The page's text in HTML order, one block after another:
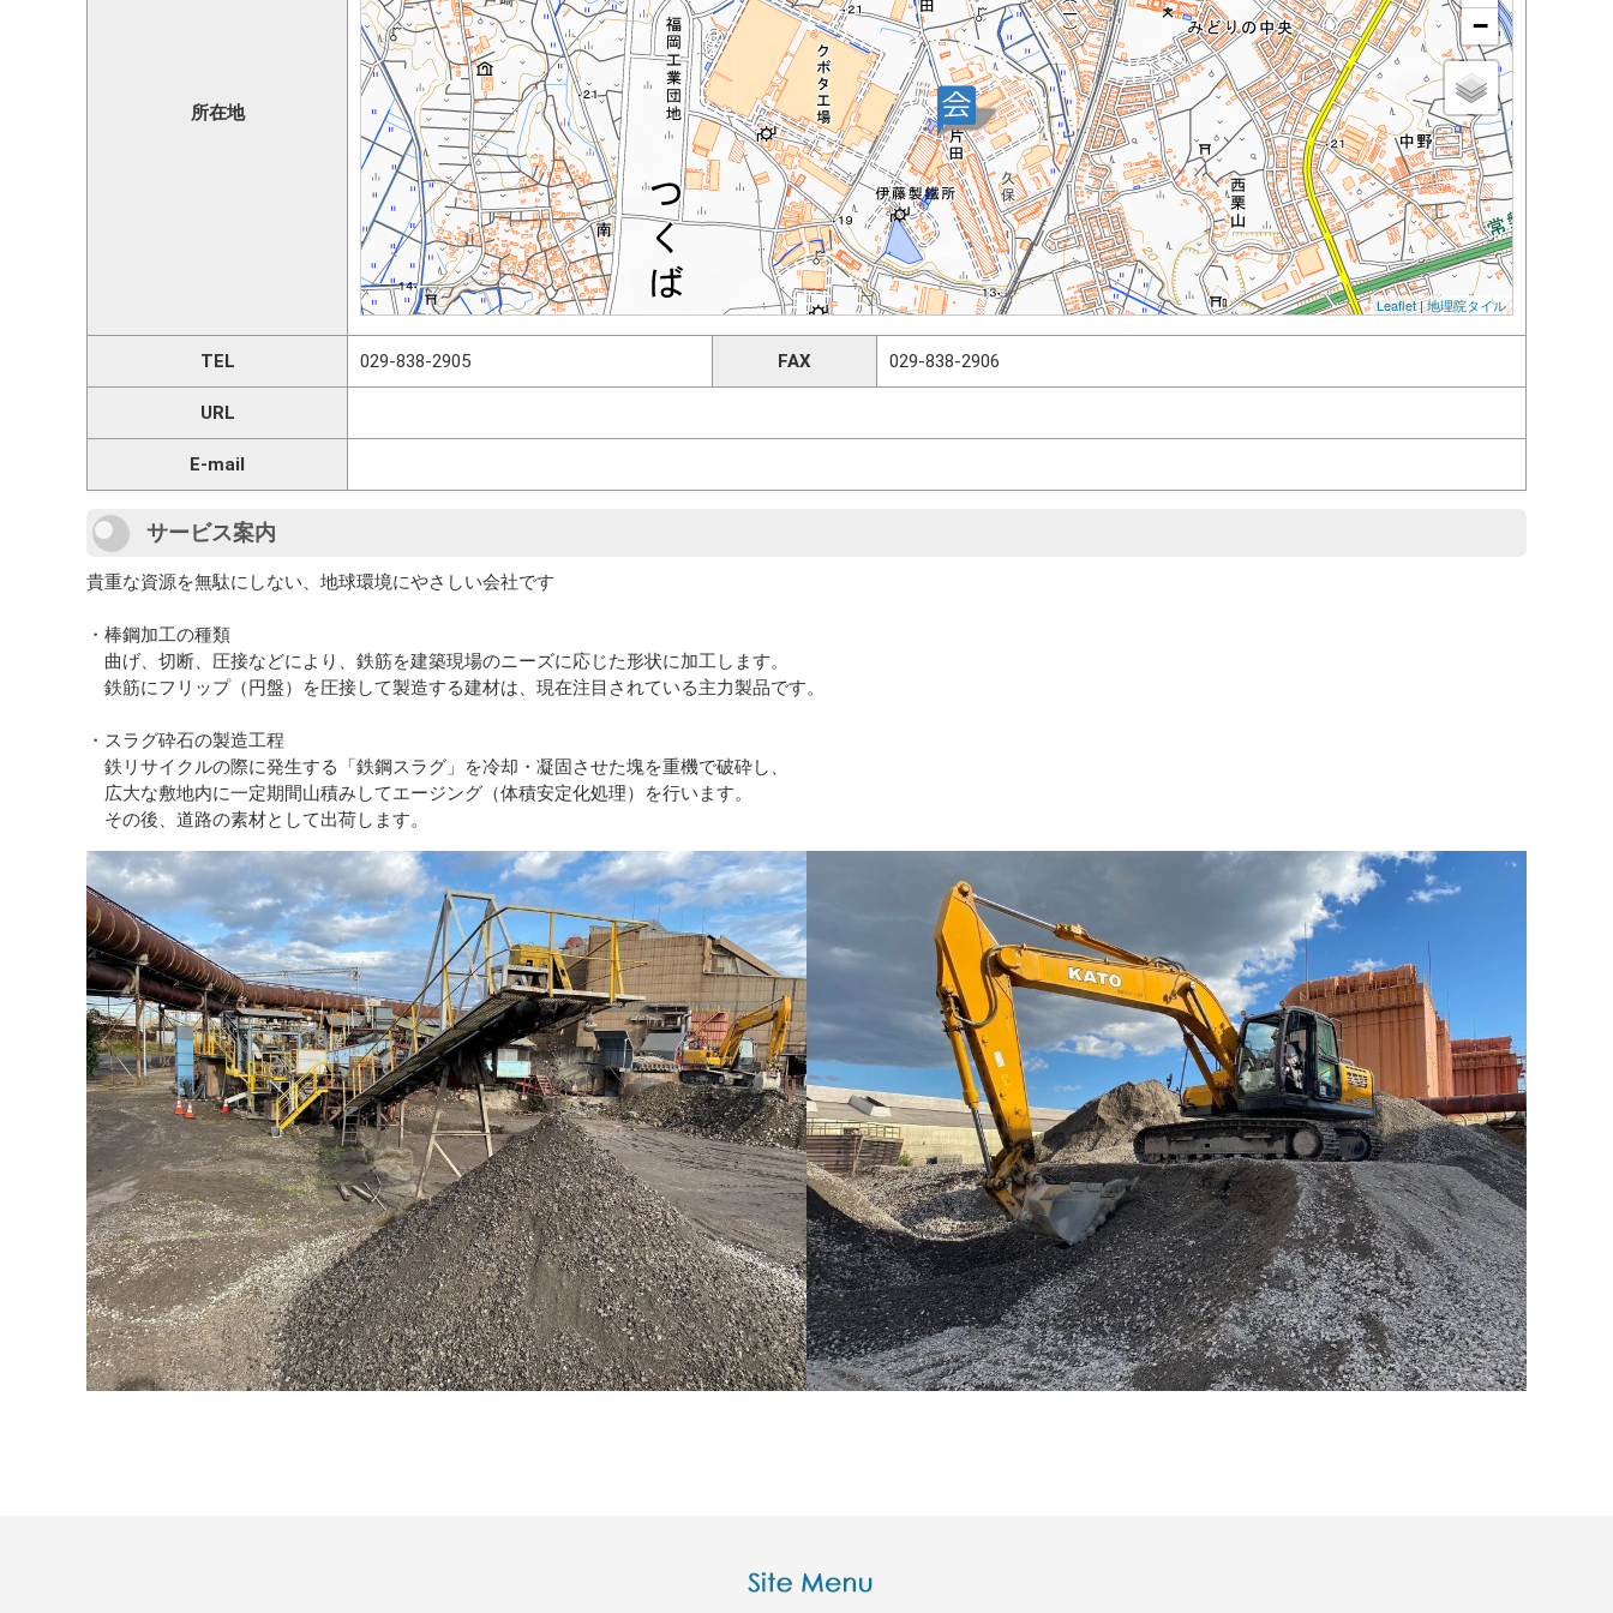
所在地
TEL 029-838-2905 FAX 029-838-2906
URL
E-mail
サービス案内
貴重な資源を無駄にしない、地球環境にやさしい会社です
・棒鋼加工の種類
曲げ、切断、圧接などにより、鉄筋を建築現場のニーズに応じた形状に加工します。
鉄筋にフリップ（円盤）を圧接して製造する建材は、現在注目されている主力製品です。
・スラグ砕石の製造工程
鉄リサイクルの際に発生する「鉄鋼スラグ」を冷却・凝固させた塊を重機で破砕し、
広大な敷地内に一定期間山積みしてエージング（体積安定化処理）を行います。
その後、道路の素材として出荷します。